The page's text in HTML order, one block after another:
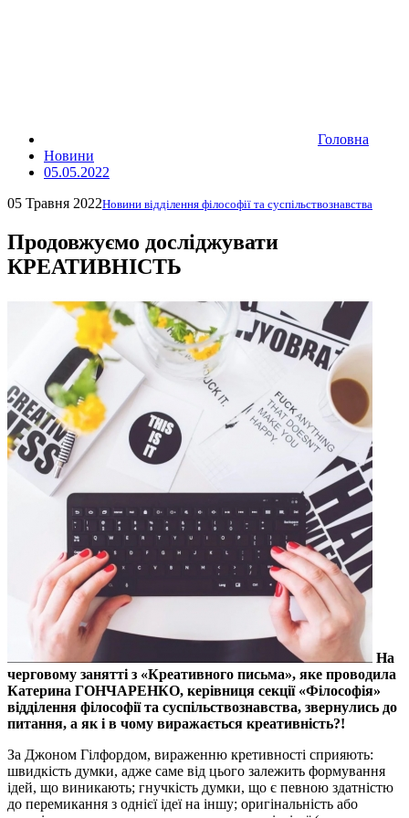
Головна
Новини
05.05.2022
05 Травня 2022Новини відділення філософії та суспільствознавства
Продовжуємо досліджувати
КРЕАТИВНІСТЬ
На
черговому занятті з «Креативного письма», яке проводила
Катерина ГОНЧАРЕНКО, керівниця секції «Філософія»
відділення філософії та суспільствознавства, звернулись до
питання, а як і в чому виражається креативність?!
За Джоном Гілфордом, вираженню кретивності сприяють:
швидкість думки, адже саме від цього залежить формування
ідей, що виникають; гнучкість думки, що є певною здатністю
до перемикання з однієї ідеї на іншу; оригінальність або